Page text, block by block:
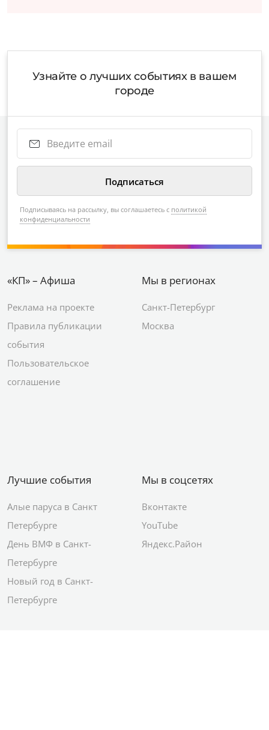
Узнайте о лучших событиях в вашем
городе
Подписываясь на рассылку, вы соглашаетесь с политикой
конфиденциальности
«КП» – Афиша
Реклама на проекте
Правила публикации
события
Пользовательское
соглашение
Мы в регионах
Санкт-Петербург
Москва
Лучшие события
Алые паруса в Санкт
Петербурге
День ВМФ в Санкт-
Петербурге
Новый год в Санкт-
Петербурге
Мы в соцсетях
Вконтакте
YouTube
Яндекс.Район